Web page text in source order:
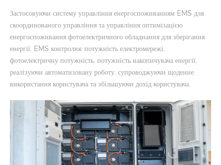
Застосовуючи систему управління енергоспоживанням EMS для
скоординованого управління та управління оптимізацією
енергоспоживання фотоелектричного обладнання для зберігання
енергії, EMS контролює потужність електромережі,
фотоелектричну потужність, потужність накопичувача енергії,
реалізуючи автоматизовану роботу, супроводжуючи щоденне
використання користувача та збільшуючи дохід користувача.